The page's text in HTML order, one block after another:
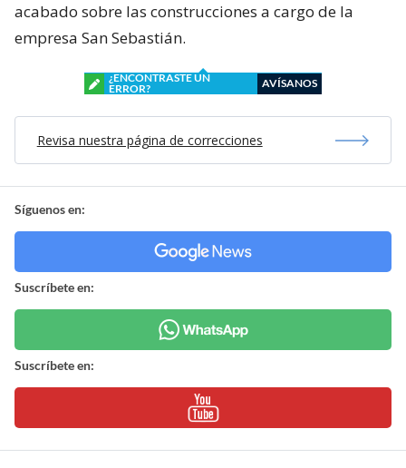
acabado sobre las construcciones a cargo de la
empresa San Sebastián.
¿ENCONTRASTE UN
ERROR?
AVÍSANOS
Revisa nuestra página de correcciones
Síguenos en:
Suscríbete en:
Suscríbete en: